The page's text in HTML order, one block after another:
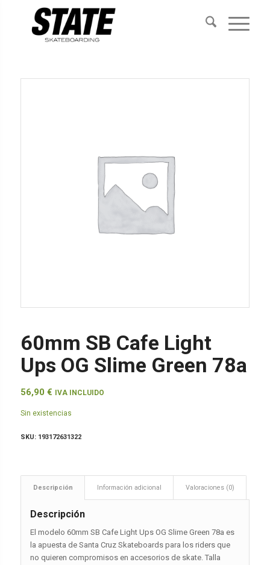
60mm SB Cafe Light
Ups OG Slime Green 78a
56,90 € IVA INCLUIDO
Sin existencias
SKU: 193172631322
Descripción Información adicional Valoraciones (0)
Descripción
El modelo 60mm SB Cafe Light Ups OG Slime Green 78a es
la apuesta de Santa Cruz Skateboards para los riders que
no quieren compromisos en accesorios de skate. Talla